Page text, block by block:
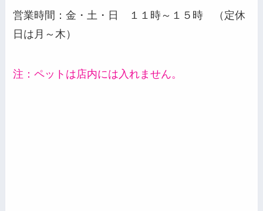
営業時間：金・土・日 １１時～１５時 （定休
日は月～木）
注：ペットは店内には入れません。